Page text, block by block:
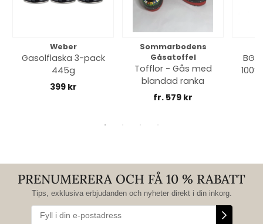
Weber
Gasolflaska 3-pack
445g
399 kr
Sommarbodens
Gåsatoffel
Tofflor - Gås med
blandad ranka
fr. 579 kr
PRENUMERERA OCH FÅ 10 % RABATT
Tips, exklusiva erbjudanden och nyheter direkt i din inkorg.